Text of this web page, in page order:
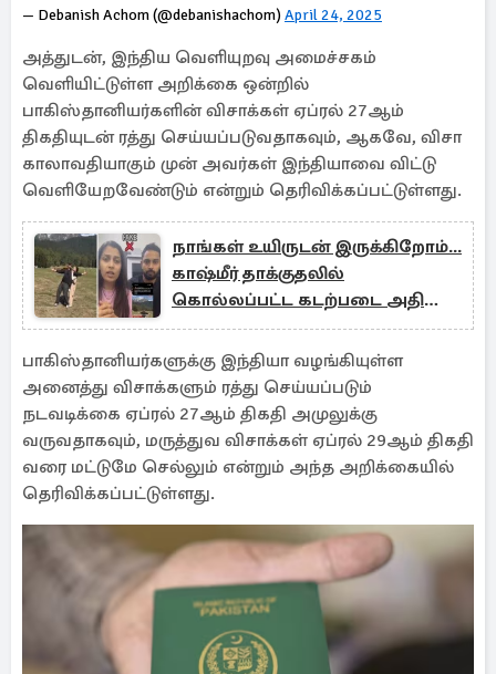
— Debanish Achom (@debanishachom) April 24, 2025
அத்துடன், இந்திய வெளியுறவு அமைச்சகம்
வெளியிட்டுள்ள அறிக்கை ஒன்றில்
பாகிஸ்தானியர்களின் விசாக்கள் ஏப்ரல் 27ஆம்
திகதியுடன் ரத்து செய்யப்படுவதாகவும், ஆகவே, விசா
காலாவதியாகும் முன் அவர்கள் இந்தியாவை விட்டு
வெளியேறவேண்டும் என்றும் தெரிவிக்கப்பட்டுள்ளது.
நாங்கள் உயிருடன் இருக்கிறோம்...
காஷ்மீர் தாக்குதலில்
கொல்லப்பட்ட கடற்படை அதிகாரி
வீடியோவின் உண்மை நிலை
பாகிஸ்தானியர்களுக்கு இந்தியா வழங்கியுள்ள
அனைத்து விசாக்களும் ரத்து செய்யப்படும்
நடவடிக்கை ஏப்ரல் 27ஆம் திகதி அமுலுக்கு
வருவதாகவும், மருத்துவ விசாக்கள் ஏப்ரல் 29ஆம் திகதி
வரை மட்டுமே செல்லும் என்றும் அந்த அறிக்கையில்
தெரிவிக்கப்பட்டுள்ளது.